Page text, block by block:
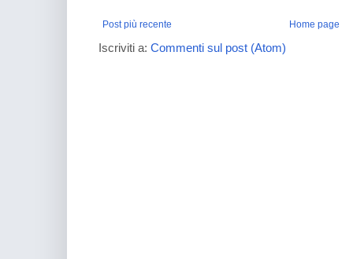
Post più recente Home page
Iscriviti a: Commenti sul post (Atom)